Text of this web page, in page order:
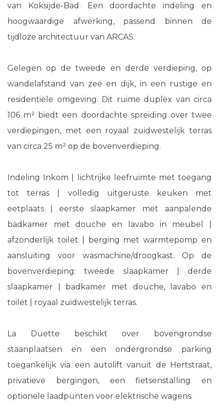
van Koksijde-Bad. Een doordachte indeling en
hoogwaardige afwerking, passend binnen de
tijdloze architectuur van ARCAS.
Gelegen op de tweede en derde verdieping, op
wandelafstand van zee en dijk, in een rustige en
residentiële omgeving. Dit ruime duplex van circa
106 m² biedt een doordachte spreiding over twee
verdiepingen, met een royaal zuidwestelijk terras
van circa 25 m² op de bovenverdieping.
Indeling Inkom | lichtrijke leefruimte met toegang
tot terras | volledig uitgeruste keuken met
eetplaats | eerste slaapkamer met aanpalende
badkamer met douche en lavabo in meubel |
afzonderlijk toilet | berging met warmtepomp en
aansluiting voor wasmachine/droogkast. Op de
bovenverdieping: tweede slaapkamer | derde
slaapkamer | badkamer met douche, lavabo en
toilet | royaal zuidwestelijk terras.
La Duette beschikt over bovengrondse
staanplaatsen en een ondergrondse parking
toegankelijk via een autolift vanuit de Hertstraat,
privatieve bergingen, een fietsenstalling en
optionele laadpunten voor elektrische wagens.